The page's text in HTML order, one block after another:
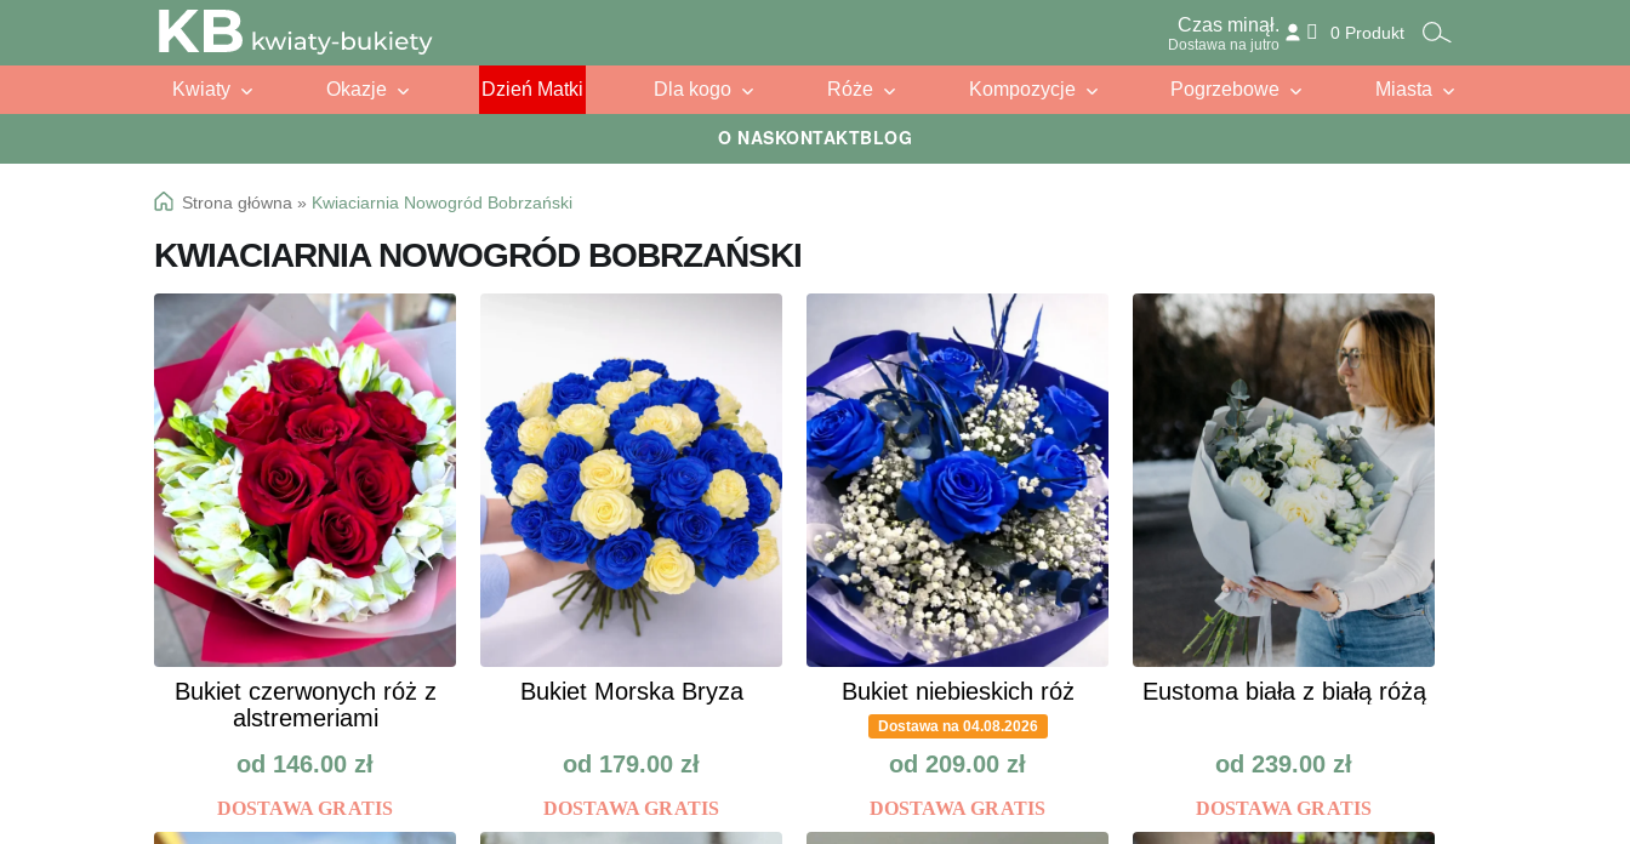
O NASKONTAKTBLOG
Przejdź
do
Przejdź
do
Czas minął.
Dostawa na jutro
0 Produkt
Kwiaty Okazje Dzień Matki Dla kogo Róże Kompozycje Pogrzebowe Miasta
Strona główna » Kwiaciarnia Nowogród Bobrzański
KWIACIARNIA NOWOGRÓD BOBRZAŃSKI
Bukiet czerwonych róż z
alstremeriami
od 146.00 zł
DOSTAWA GRATIS
Bukiet Morska Bryza
od 179.00 zł
DOSTAWA GRATIS
Bukiet niebieskich róż
Dostawa na 04.08.2026
od 209.00 zł
DOSTAWA GRATIS
Eustoma biała z białą różą
od 239.00 zł
DOSTAWA GRATIS